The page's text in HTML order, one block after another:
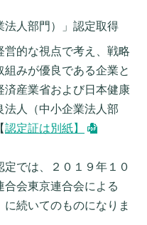
法人部門）」認定取得
営的な視点で考え、戦略
みが優良である企業と
済産業省および日本健康
法人（中小企業法人部
認定証は別紙】
では、２０１９年１０
合会東京連合会による
に続いてのものになりま